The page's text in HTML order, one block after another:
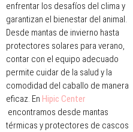
enfrentar los desafíos del clima y
garantizan el bienestar del animal.
Desde mantas de invierno hasta
protectores solares para verano,
contar con el equipo adecuado
permite cuidar de la salud y la
comodidad del caballo de manera
eficaz. En Hipic Center
encontramos desde mantas
térmicas y protectores de cascos